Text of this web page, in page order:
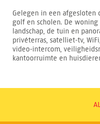
Gelegen in een afgesloten
golf en scholen. De
landschap, de tuin en
privéterras, satelliet-tv,
video-intercom,
kantoorruimte en